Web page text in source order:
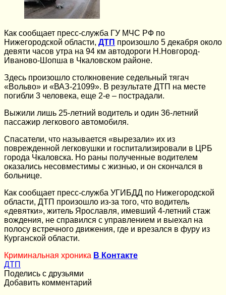
Как сообщает пресс-служба ГУ МЧС РФ по
Нижегородской области, ДТП произошло 5 декабря около
девяти часов утра на 94 км автодороги Н.Новгород-
Иваново-Шопша в Чкаловском районе.
Здесь произошло столкновение седельный тягач
«Вольво» и «ВАЗ-21099». В результате ДТП на месте
погибли 3 человека, еще 2-е – пострадали.
Выжили лишь 25-летний водитель и один 36-летний
пассажир легкового автомобиля.
Спасатели, что называется «вырезали» их из
поврежденной легковушки и госпитализировали в ЦРБ
города Чкаловска. Но раны полученные водителем
оказались несовместимы с жизнью, и он скончался в
больнице.
Как сообщает пресс-служба УГИБДД по Нижегородской
области, ДТП произошло из-за того, что водитель
«девятки», житель Ярославля, имевший 4-летний стаж
вождения, не справился с управлением и выехал на
полосу встречного движения, где и врезался в фуру из
Курганской области.
Криминальная хроника В Контакте
ДТП
Поделись с друзьями
Добавить комментарий